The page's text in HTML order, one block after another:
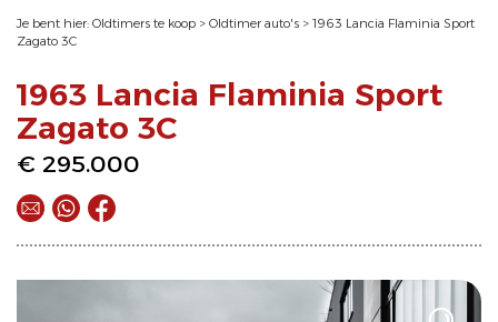
Je bent hier: Oldtimers te koop > Oldtimer auto's > 1963 Lancia Flaminia Sport
Zagato 3C
1963 Lancia Flaminia Sport
Zagato 3C
€ 295.000